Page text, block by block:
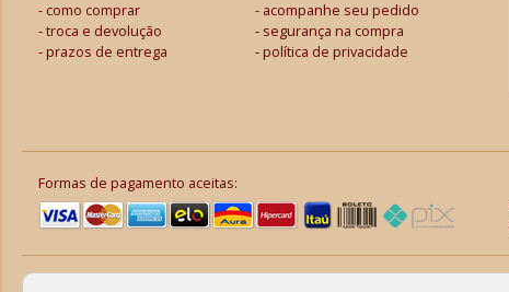
como comprar
acompanhe seu pedido
troca e devolução
segurança na compra
prazos de entrega
política de privacidade
Formas de pagamento aceitas: